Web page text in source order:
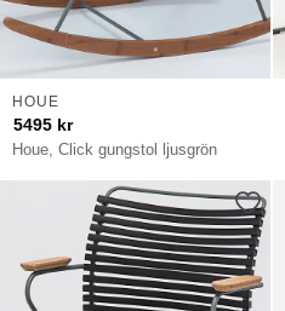
Houe, Click gungstol ljusgrön
HOUE
5495 kr